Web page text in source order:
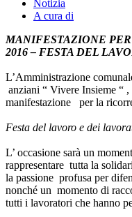
Notizia
A cura di
MANIFESTAZIONE
2016 – FESTA DEL
L’Amministrazione
anziani “ Vivere Insieme
manifestazione per la
Festa del lavoro e dei
L’ occasione sarà un
rappresentare tutta la
la passione profusa per
nonché un momento di
tutti i lavoratori che hanno